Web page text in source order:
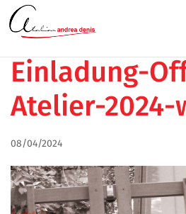
Einladung-
Atelier-2024-
08/04/2024